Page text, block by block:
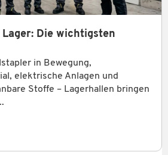
Die wichtigsten
in Bewegung,
elektrische Anlagen und
Stoffe – Lagerhallen bringen